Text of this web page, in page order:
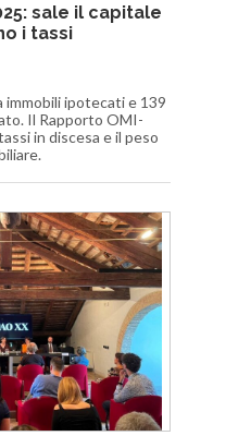
sale il capitale
i tassi
immobili ipotecati e 139
Il Rapporto OMI-
in discesa e il peso